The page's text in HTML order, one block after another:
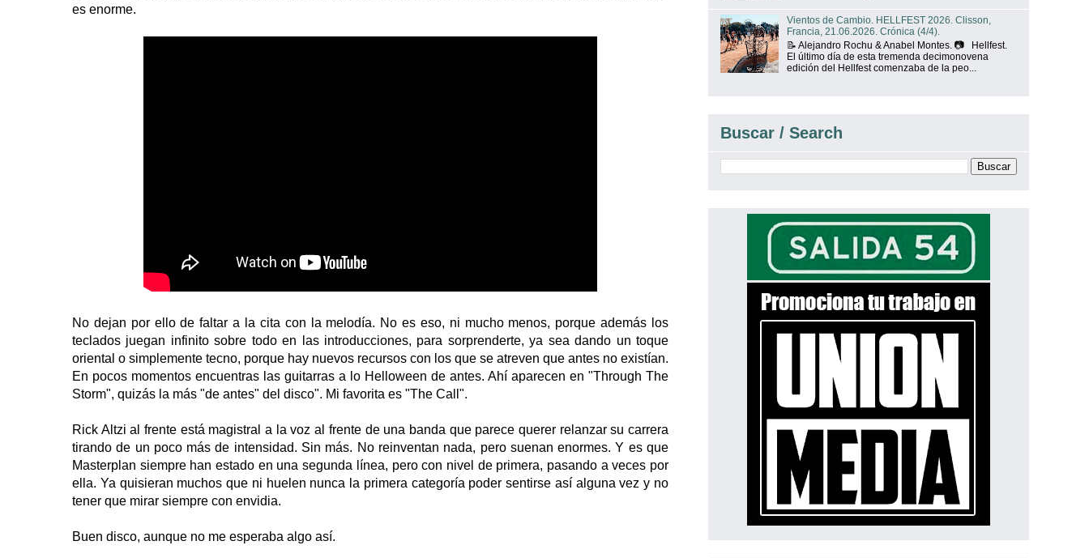
es enorme.
No dejan por ello de faltar a la cita con la melodía. No es eso, ni mucho menos, porque además los
teclados juegan infinito sobre todo en las introducciones, para sorprenderte, ya sea dando un toque
oriental o simplemente tecno, porque hay nuevos recursos con los que se atreven que antes no existían.
En pocos momentos encuentras las guitarras a lo Helloween de antes. Ahí aparecen en "Through The
Storm", quizás la más "de antes" del disco". Mi favorita es "The Call".
Rick Altzi al frente está magistral a la voz al frente de una banda que parece querer relanzar su carrera
tirando de un poco más de intensidad. Sin más. No reinventan nada, pero suenan enormes. Y es que
Masterplan siempre han estado en una segunda línea, pero con nivel de primera, pasando a veces por
ella. Ya quisieran muchos que ni huelen nunca la primera categoría poder sentirse así alguna vez y no
tener que mirar siempre con envidia.
Buen disco, aunque no me esperaba algo así.
Vientos de Cambio. HELLFEST 2026. Clisson,
Francia, 21.06.2026. Crónica (4/4).
📝 Alejandro Rochu & Anabel Montes. 📷 Hellfest.
El último día de esta tremenda decimonovena
edición del Hellfest comenzaba de la peo...
Buscar / Search